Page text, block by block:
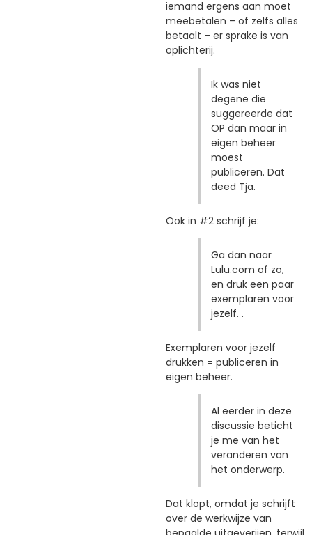
iemand ergens aan moet
meebetalen – of zelfs alles
betaalt – er sprake is van
oplichterij.
Ik was niet
degene die
suggereerde dat
OP dan maar in
eigen beheer
moest
publiceren. Dat
deed Tja.
Ook in #2 schrijf je:
Ga dan naar
Lulu.com of zo,
en druk een paar
exemplaren voor
jezelf. .
Exemplaren voor jezelf
drukken = publiceren in
eigen beheer.
Al eerder in deze
discussie beticht
je me van het
veranderen van
het onderwerp.
Dat klopt, omdat je schrijft
over de werkwijze van